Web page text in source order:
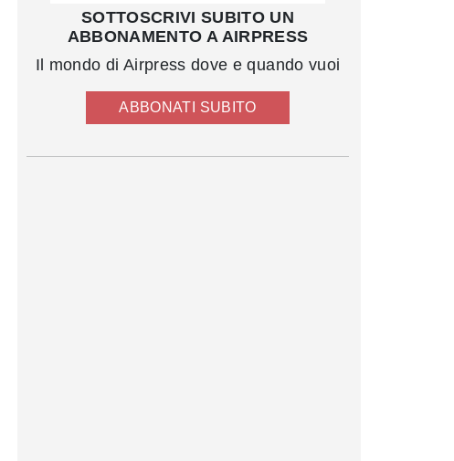
SOTTOSCRIVI SUBITO UN
ABBONAMENTO A AIRPRESS
Il mondo di Airpress dove e quando vuoi
ABBONATI SUBITO